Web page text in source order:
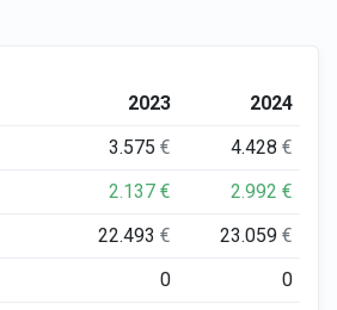
2023
2024
3.575€ 4.428€
2.137€ 2.992€
22.493€ 23.059€
0
0